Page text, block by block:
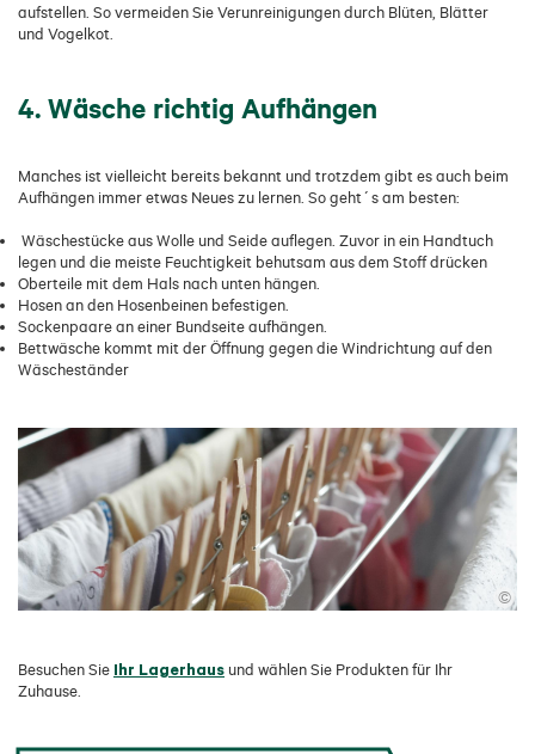
aufstellen. So vermeiden Sie Verunreinigungen durch Blüten, Blätter
und Vogelkot.
4. Wäsche richtig Aufhängen
Manches ist vielleicht bereits bekannt und trotzdem gibt es auch beim
Aufhängen immer etwas Neues zu lernen. So geht´s am besten:
Wäschestücke aus Wolle und Seide auflegen. Zuvor in ein Handtuch
legen und die meiste Feuchtigkeit behutsam aus dem Stoff drücken
Oberteile mit dem Hals nach unten hängen.
Hosen an den Hosenbeinen befestigen.
Sockenpaare an einer Bundseite aufhängen.
Bettwäsche kommt mit der Öffnung gegen die Windrichtung auf den
Wäscheständer
©
Besuchen Sie Ihr Lagerhaus und wählen Sie Produkten für Ihr
Zuhause.